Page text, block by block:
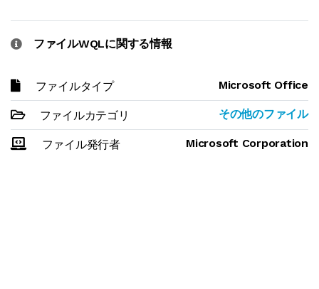
ファイルWQLに関する情報
ファイルタイプ Microsoft Office
ファイルカテゴリ その他のファイル
ファイル発行者 Microsoft Corporation